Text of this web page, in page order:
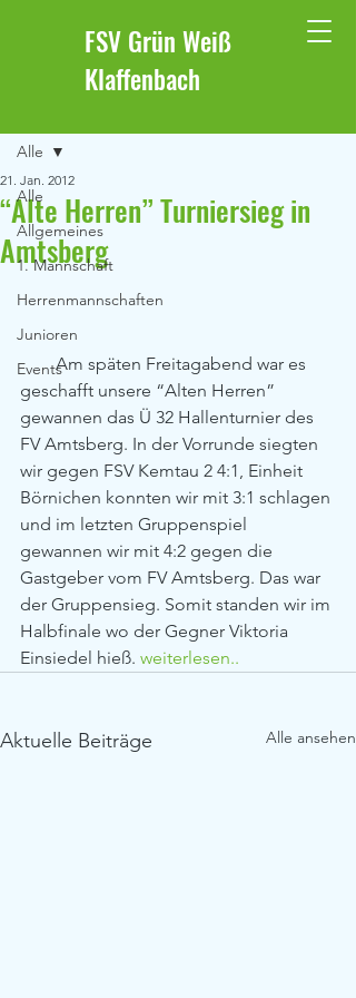
FSV Grün Weiß
Klaffenbach
Alle
Allgemeines
1. Mannschaft
Herrenmannschaften
Junioren
Events
Alle
“Alte Herren” Turniersieg in
Amtsberg
21. Jan. 2012
        Am späten Freitagabend war es
geschafft unsere “Alten Herren”
gewannen das Ü 32 Hallenturnier des
FV Amtsberg. In der Vorrunde siegten
wir gegen FSV Kemtau 2 4:1, Einheit
Börnichen konnten wir mit 3:1 schlagen
und im letzten Gruppenspiel
gewannen wir mit 4:2 gegen die
Gastgeber vom FV Amtsberg. Das war
der Gruppensieg. Somit standen wir im
Halbfinale wo der Gegner Viktoria
Einsiedel hieß. weiterlesen..
Aktuelle Beiträge Alle ansehen